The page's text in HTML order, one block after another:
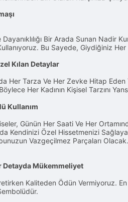
Dayanıklılığı Bir Arada Sunan
Bu Sayede, Giydiğiniz
Kılan Detaylar
Her Tarza Ve Her Zevke Hitap
Her Kadının Kişisel Tarzını
Kullanım
Günün Her Saati Ve Her
Kendinizi Özel Hissetmenizi
Vazgeçilmez Parçaları Olacak.
Detayda Mükemmeliyet
Kaliteden Ödün Vermiyoruz.